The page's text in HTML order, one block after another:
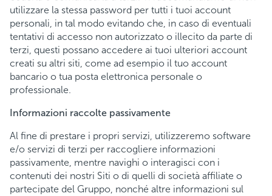
utilizzare la stessa password per tutti i tuoi account
personali, in tal modo evitando che, in caso di eventuali
tentativi di accesso non autorizzato o illecito da parte di
terzi, questi possano accedere ai tuoi ulteriori account
creati su altri siti, come ad esempio il tuo account
bancario o tua posta elettronica personale o
professionale.
Informazioni raccolte passivamente
Al fine di prestare i propri servizi, utilizzeremo software
e/o servizi di terzi per raccogliere informazioni
passivamente, mentre navighi o interagisci con i
contenuti dei nostri Siti o di quelli di società affiliate o
partecipate del Gruppo, nonché altre informazioni sul